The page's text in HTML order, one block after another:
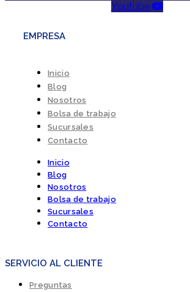
Youtube
EMPRESA
Inicio
Blog
Nosotros
Bolsa de trabajo
Sucursales
Contacto
Inicio
Blog
Nosotros
Bolsa de trabajo
Sucursales
Contacto
SERVICIO AL CLIENTE
Preguntas